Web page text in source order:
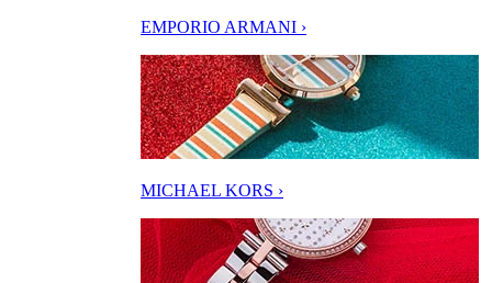
EMPORIO ARMANI ›
MICHAEL KORS ›